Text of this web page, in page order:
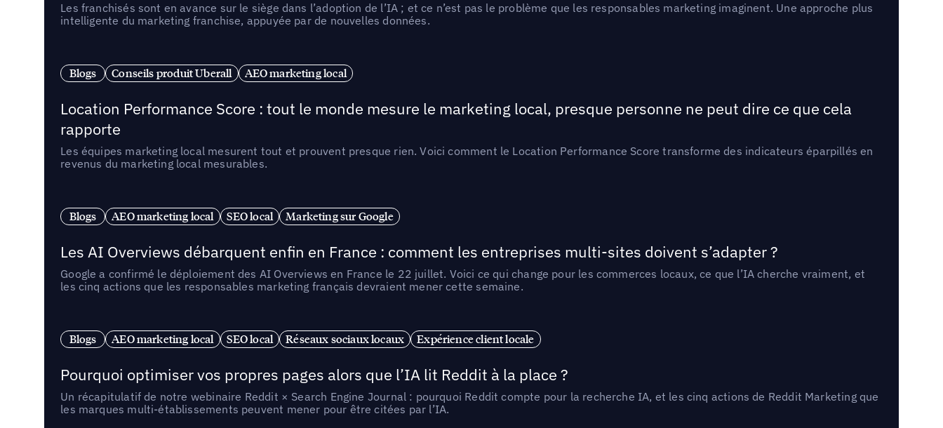
Les franchisés sont en avance sur le siège dans l’adoption de l’IA ; et ce n’est pas le problème que les responsables marketing imaginent. Une approche plus
intelligente du marketing franchise, appuyée par de nouvelles données.
Blogs Conseils produit Uberall AEO marketing local
Location Performance Score : tout le monde mesure le marketing local, presque personne ne peut dire ce que cela
rapporte
Les équipes marketing local mesurent tout et prouvent presque rien. Voici comment le Location Performance Score transforme des indicateurs éparpillés en
revenus du marketing local mesurables.
Blogs AEO marketing local SEO local Marketing sur Google
Les AI Overviews débarquent enfin en France : comment les entreprises multi-sites doivent s’adapter ?
Google a confirmé le déploiement des AI Overviews en France le 22 juillet. Voici ce qui change pour les commerces locaux, ce que l’IA cherche vraiment, et
les cinq actions que les responsables marketing français devraient mener cette semaine.
Blogs AEO marketing local SEO local Réseaux sociaux locaux Expérience client locale
Pourquoi optimiser vos propres pages alors que l’IA lit Reddit à la place ?
Un récapitulatif de notre webinaire Reddit × Search Engine Journal : pourquoi Reddit compte pour la recherche IA, et les cinq actions de Reddit Marketing que
les marques multi-établissements peuvent mener pour être citées par l’IA.